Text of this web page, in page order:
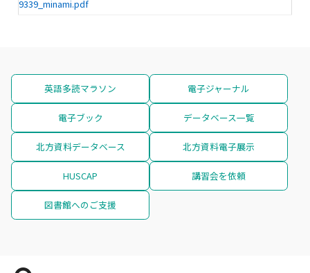
9339_minami.pdf
英語多読マラソン 電子ジャーナル
電子ブック データベース一覧
北方資料データベース 北方資料電子展示
HUSCAP 講習会を依頼
図書館へのご支援